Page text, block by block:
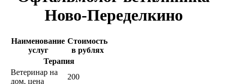
Ново-Переделкино
Наименование
услуг
Стоимость
в рублях
Терапия
Ветеринар на
дом, цена
200